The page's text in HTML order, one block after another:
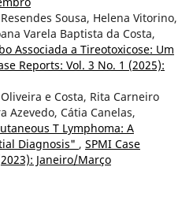
Sousa, Helena Vitorino,
Varela Baptista da Costa,
Associada a Tireotoxicose: Um
Reports: Vol. 3 No. 1 (2025):
e Costa, Rita Carneiro
Azevedo, Cátia Canelas,
T Lymphoma: A
Diagnosis" , SPMI Case
Janeiro/Março